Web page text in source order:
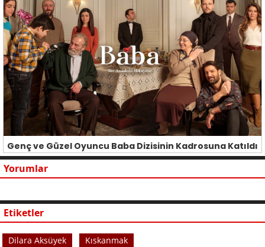
Genç ve Güzel Oyuncu Baba Dizisinin Kadrosuna Katıldı
Yorumlar
Etiketler
Dilara Aksüyek Kıskanmak